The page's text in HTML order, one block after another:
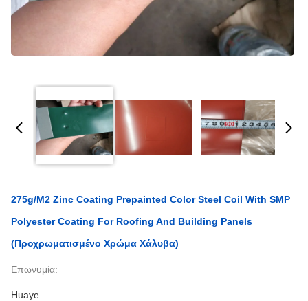
275g/m2 Zinc Coating Prepainted Color Steel Coil With SMP
Polyester Coating For Roofing And Building Panels
(Προχρωματισμένο Χρώμα Χάλυβα)
Επωνυμία:
Huaye